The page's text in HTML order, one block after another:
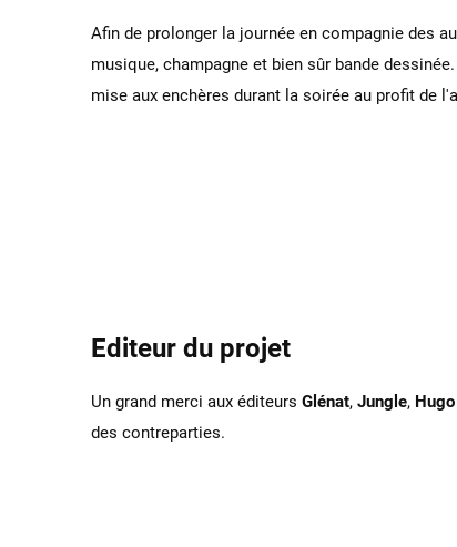
Afin de prolonger la journée en compagnie des
musique, champagne et bien sûr bande
mise aux enchères durant la soirée au profit de
Editeur du projet
Un grand merci aux éditeurs Glénat, Jungle,
des contreparties.